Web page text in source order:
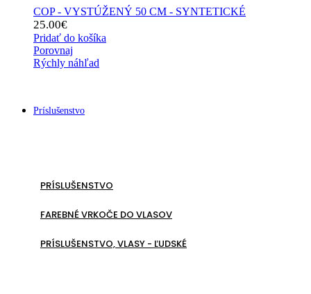
COP - VYSTÚŽENÝ 50 CM - SYNTETICKÉ
25.00€
Pridať do košíka
Porovnaj
Rýchly náhľad
Príslušenstvo
PRÍSLUŠENSTVO
FAREBNÉ VRKOČE DO VLASOV
PRÍSLUŠENSTVO, VLASY - ĽUDSKÉ